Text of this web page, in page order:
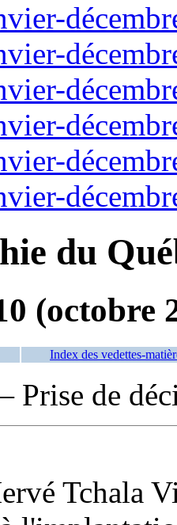
du
(octobre
Index des vedettes-
Prise de
Tchala